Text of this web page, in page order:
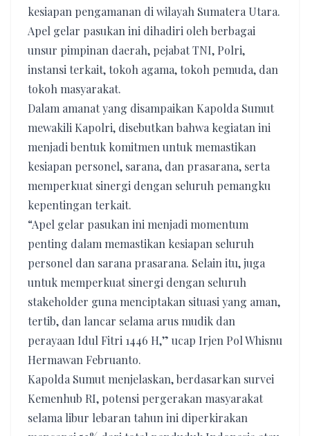
kesiapan pengamanan di wilayah Sumatera Utara.
Apel gelar pasukan ini dihadiri oleh berbagai
unsur pimpinan daerah, pejabat TNI, Polri,
instansi terkait, tokoh agama, tokoh pemuda, dan
tokoh masyarakat.
Dalam amanat yang disampaikan Kapolda Sumut
mewakili Kapolri, disebutkan bahwa kegiatan ini
menjadi bentuk komitmen untuk memastikan
kesiapan personel, sarana, dan prasarana, serta
memperkuat sinergi dengan seluruh pemangku
kepentingan terkait.
“Apel gelar pasukan ini menjadi momentum
penting dalam memastikan kesiapan seluruh
personel dan sarana prasarana. Selain itu, juga
untuk memperkuat sinergi dengan seluruh
stakeholder guna menciptakan situasi yang aman,
tertib, dan lancar selama arus mudik dan
perayaan Idul Fitri 1446 H,” ucap Irjen Pol Whisnu
Hermawan Februanto.
Kapolda Sumut menjelaskan, berdasarkan survei
Kemenhub RI, potensi pergerakan masyarakat
selama libur lebaran tahun ini diperkirakan